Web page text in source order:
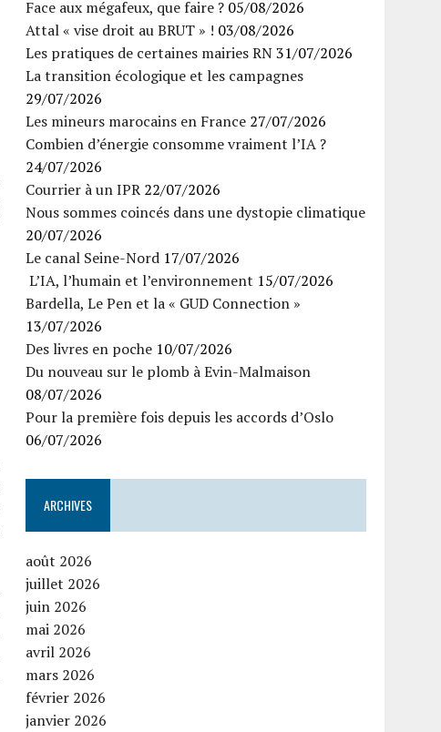
Face aux mégafeux, que faire ? 05/08/2026
Attal « vise droit au BRUT » ! 03/08/2026
Les pratiques de certaines mairies RN31/07/2026
La transition écologique et les campagnes
29/07/2026
Les mineurs marocains en France 27/07/2026
Combien d’énergie consomme vraiment l’IA ?
24/07/2026
Courrier à un IPR 22/07/2026
Nous sommes coincés dans une dystopie climatique
20/07/2026
Le canal Seine-Nord 17/07/2026
L’IA, l’humain et l’environnement 15/07/2026
Bardella, Le Pen et la « GUD Connection »
13/07/2026
Des livres en poche 10/07/2026
Du nouveau sur le plomb à Evin-Malmaison
08/07/2026
Pour la première fois depuis les accords d’Oslo
06/07/2026
ARCHIVES
août 2026
juillet 2026
juin 2026
mai 2026
avril 2026
mars 2026
février 2026
janvier 2026